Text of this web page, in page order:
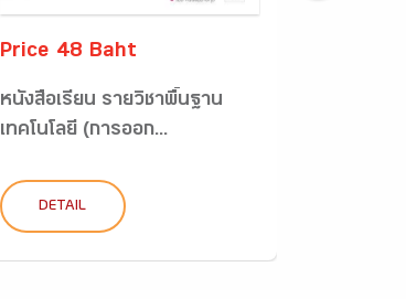
Price 48 Baht
หนังสือเรียน รายวิชาพื้นฐาน
เทคโนโลยี (การออก...
DETAIL